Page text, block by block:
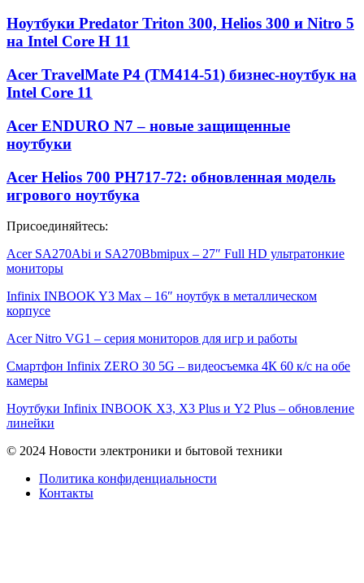
Ноутбуки Predator Triton 300, Helios 300 и Nitro 5
на Intel Core H 11
Acer TravelMate P4 (TM414-51) бизнес-ноутбук на
Intel Core 11
Acer ENDURO N7 – новые защищенные
ноутбуки
Acer Helios 700 PH717-72: обновленная модель
игрового ноутбука
Присоединяйтесь:
Acer SA270Abi и SA270Bbmipux – 27″ Full HD ультратонкие
мониторы
Infinix INBOOK Y3 Max – 16″ ноутбук в металлическом
корпусе
Acer Nitro VG1 – серия мониторов для игр и работы
Смартфон Infinix ZERO 30 5G – видеосъемка 4К 60 к/с на обе
камеры
Ноутбуки Infinix INBOOK X3, X3 Plus и Y2 Plus – обновление
линейки
© 2024 Новости электроники и бытовой техники
Политика конфиденциальности
Контакты